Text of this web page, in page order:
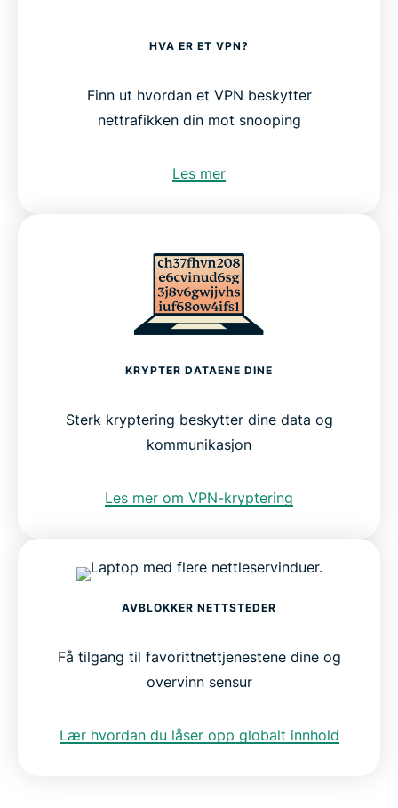
HVA ER ET VPN?
Finn ut hvordan et VPN beskytter
nettrafikken din mot snooping
Les mer
KRYPTER DATAENE DINE
Sterk kryptering beskytter dine data og
kommunikasjon
Les mer om VPN-kryptering
AVBLOKKER NETTSTEDER
Få tilgang til favorittnettjenestene dine og
overvinn sensur
Lær hvordan du låser opp globalt innhold